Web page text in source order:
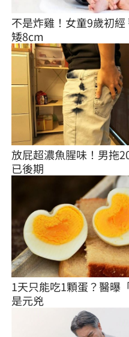
不是炸雞！女童9歲初
矮8cm
放屁超濃魚腥味！男拖
已後期
1天只能吃1顆蛋？醫曝
是元兇